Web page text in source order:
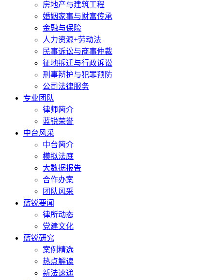
房地产与建筑工程
婚姻家事与财富传承
金融与保险
人力资源+劳动法
民事诉讼与商事仲裁
征地拆迁与行政诉讼
刑事辩护与犯罪预防
公司法律服务
专业团队
律师简介
蓝锐荣誉
中台风采
中台简介
模拟法庭
大数据报告
合作办案
团队风采
蓝锐要闻
律所动态
党建文化
蓝锐研究
案例精选
热点解读
新法速递